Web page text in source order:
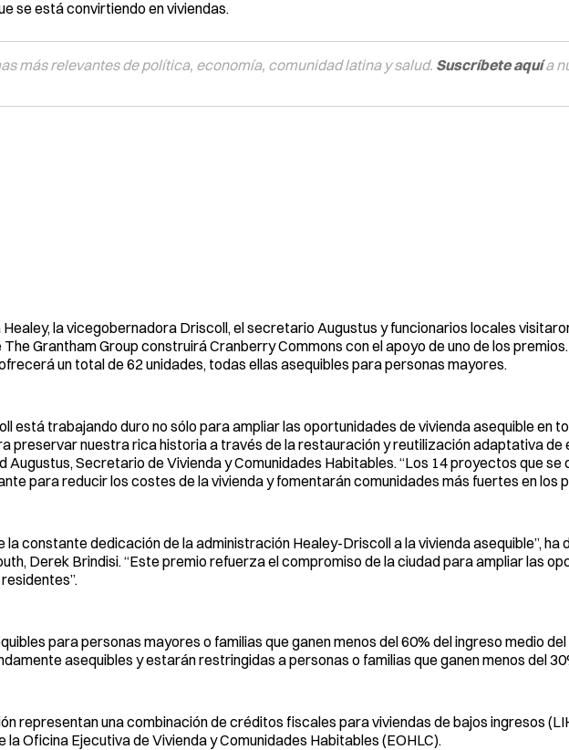
se está convirtiendo en viviendas.
más relevantes de política, economía, comunidad latina y salud. Suscríbete aquía
la vicegobernadora Driscoll, el secretario Augustus y funcionarios locales
Grantham Group construirá Cranberry Commons con el apoyo de uno de los
un total de 62 unidades, todas ellas asequibles para personas mayores.
está trabajando duro no sólo para ampliar las oportunidades de vivienda asequible en
preservar nuestra rica historia a través de la restauración y reutilización adaptativa de
Augustus, Secretario de Vivienda y Comunidades Habitables. “Los 14 proyectos que se
para reducir los costes de la vivienda y fomentarán comunidades más fuertes en los
la constante dedicación de la administración Healey-Driscoll a la vivienda asequible”, ha
Derek Brindisi. “Este premio refuerza el compromiso de la ciudad para ampliar las
para personas mayores o familias que ganen menos del 60% del ingreso medio
asequibles y estarán restringidas a personas o familias que ganen menos del
representan una combinación de créditos fiscales para viviendas de bajos ingresos
Oficina Ejecutiva de Vivienda y Comunidades Habitables (EOHLC).